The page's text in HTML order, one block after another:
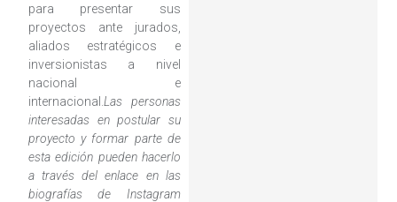
para presentar sus
proyectos ante jurados,
aliados estratégicos e
inversionistas a nivel
nacional e
internacional. Las personas
interesadas en postular su
proyecto y formar parte de
esta edición pueden hacerlo
a través del enlace en las
biografías de Instagram